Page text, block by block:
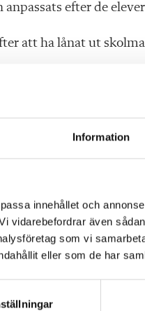
Information
innehållet och
vidarebefordrar även
som vi
eller som de har
efter de
att ha lånat ut
med elever,
och lätta att
föräldrar, av
frågor:
Jensen grundskola i
det?